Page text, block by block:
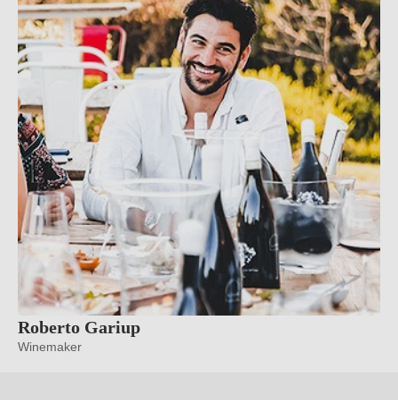
lange Lagerungszeit in Amphoren entsteht.
Weiterlesen→
Roberto Gariup
Winemaker